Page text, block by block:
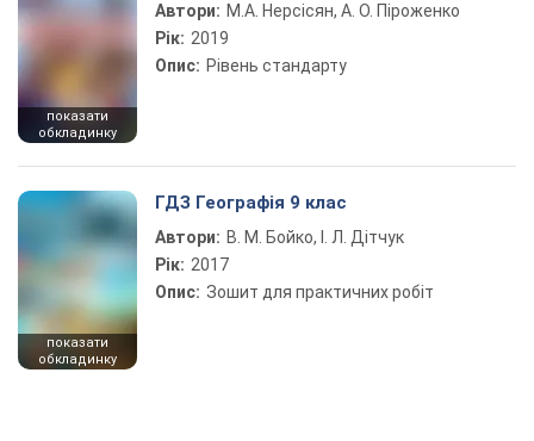
показати
обкладинку
Автори: М.А. Нерсісян, А. О. Піроженко
Рік: 2019
Опис: Рівень стандарту
показати
обкладинку
ГДЗ Географія 9 клас
Автори: В. М. Бойко, І. Л. Дітчук
Рік: 2017
Опис: Зошит для практичних робіт